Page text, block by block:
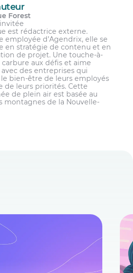
Forest
est rédactrice externe.
employée d’Agendrix, elle se
en stratégie de contenu et en
de projet. Une touche-à-
aux défis et aime
des entreprises qui
bien-être de leurs employés
de leurs priorités. Cette
de plein air est basée au
montagnes de la Nouvelle-